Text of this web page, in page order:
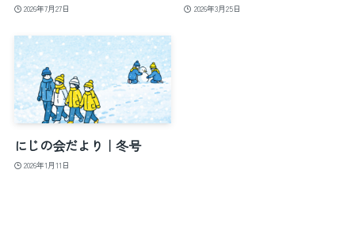
2026年7月27日 2026年3月25日
にじの会だより｜冬号
2026年1月11日